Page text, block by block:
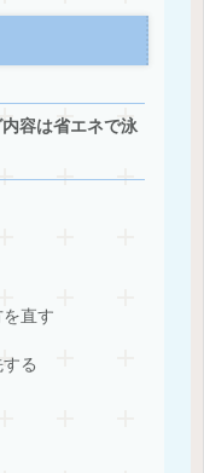
容は省エネで泳
直す
る